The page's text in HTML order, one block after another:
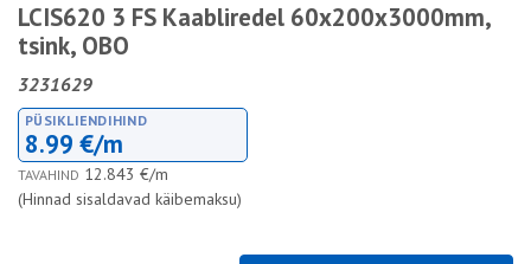
LCIS620 3 FS Kaabliredel 60x200x3000mm,
tsink, OBO
3231629
PÜSIKLIENDIHIND
8.99 €/m
TAVAHIND 12.843 €/m
(Hinnad sisaldavad käibemaksu)